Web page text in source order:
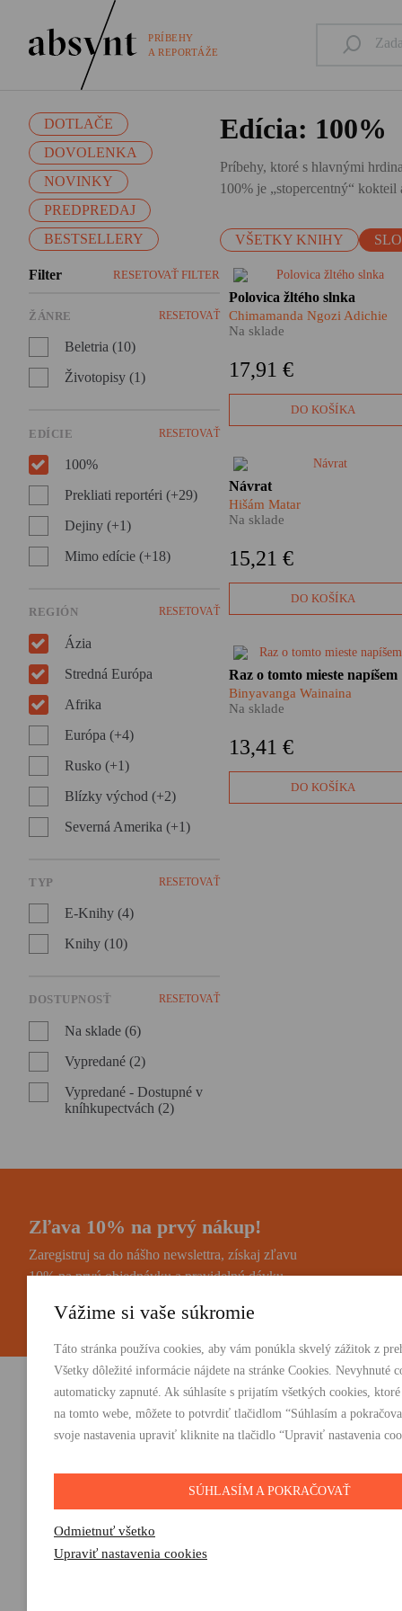
PRÍBEHY
A REPORTÁŽE
DOTLAČE
DOVOLENKA
NOVINKY
PREDPREDAJ
BESTSELLERY
Filter RESETOVAŤ FILTER
ŽÁNRE RESETOVAŤ
Beletria (10)
Životopisy (1)
EDÍCIE RESETOVAŤ
100%
Prekliati reportéri (+29)
Dejiny (+1)
Mimo edície (+18)
REGIÓN RESETOVAŤ
Ázia
Stredná Európa
Afrika
Európa (+4)
Rusko (+1)
Blízky východ (+2)
Severná Amerika (+1)
TYP RESETOVAŤ
E-Knihy (4)
Knihy (10)
DOSTUPNOSŤ RESETOVAŤ
Na sklade (6)
Vypredané (2)
Vypredané - Dostupné v
kníhkupectvách (2)
Edícia: 100%
Príbehy, ktoré s hlavnými
100% je „stopercentný“
VŠETKY KNIHY
Majstrovský román Polovica
žltého slnka nám ukazuje, ako
môže vyzerať zápas o
fatálne zasahuje vojna do
vojna. Chimamanda Ngozi
vyvoláva príbehy, ktoré
zmenili tvár jednej krajiny.
Polovica žltého slnka
Chimamanda Ngozi Adichie
Na sklade
17,91 €
DO KOŠÍKA
Kaddáfího režim mu ukradol
otca a spravil z neho
Dvadsaťpäť rokov nevidel
diktatúra padla, rozhodol sa
zomrel – ako a kedy?
Návrat
Hišám Matar
Na sklade
15,21 €
DO KOŠÍKA
Naše predstavy o Afrike stále
ovládajú viac predsudky a
ošúchané klišé ako reálne
skúsenosť sprostredkuje.
Raz o tomto mieste napíšem
Binyavanga Wainaina
Na sklade
13,41 €
DO KOŠÍKA
Zľava 10% na prvý nákup!
Zaregistruj sa do nášho newslettra, získaj zľavu
10% na prvú objednávku a pravidelnú dávku
Vydavateľstvo Absynt s.r.o.
Suvorovova 2683/30C, 010 01 Žilina
PRODUKTY:
Knihy
Darčeky
Vážime si vaše súkromie
Táto stránka používa cookies, aby vám ponúkla skvelý zážitok z
Všetky dôležité informácie nájdete na stránke Cookies. Nevyhnuté
automaticky zapnuté. Ak súhlasíte s prijatím všetkých cookies, ktoré
na tomto webe, môžete to potvrdiť tlačidlom “Súhlasím a
svoje nastavenia upraviť kliknite na tlačidlo “Upraviť nastavenia
SÚHLASÍM A POKRAČOVAŤ
Odmietnuť všetko
Upraviť nastavenia cookies